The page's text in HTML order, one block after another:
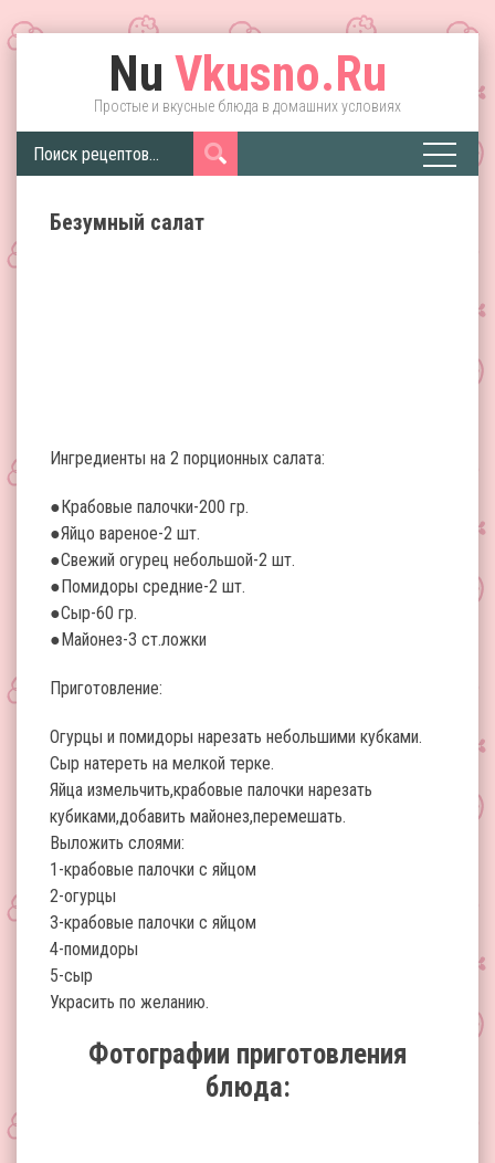
Nu Vkusno.Ru
Простые и вкусные блюда в домашних условиях
Безумный салат
Ингредиенты на 2 порционных салата:
●Крабовые палочки-200 гр.
●Яйцо вареное-2 шт.
●Свежий огурец небольшой-2 шт.
●Помидоры средние-2 шт.
●Сыр-60 гр.
●Майонез-3 ст.ложки
Приготовление:
Огурцы и помидоры нарезать небольшими кубками.
Сыр натереть на мелкой терке.
Яйца измельчить,крабовые палочки нарезать
кубиками,добавить майонез,перемешать.
Выложить слоями:
1-крабовые палочки с яйцом
2-огурцы
3-крабовые палочки с яйцом
4-помидоры
5-сыр
Украсить по желанию.
Фотографии приготовления
блюда: